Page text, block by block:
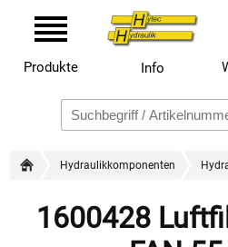
Produkte Info
Hydraulikkomponenten
1600428